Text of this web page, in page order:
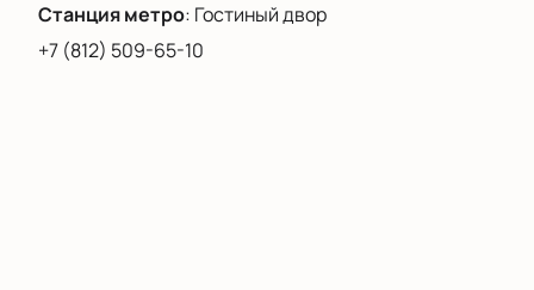
Станция метро: Гостиный двор
+7 (812) 509-65-10